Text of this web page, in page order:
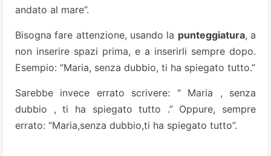
andato al mare”.
Bisogna fare attenzione, usando la punteggiatura, a
non inserire spazi prima, e a inserirli sempre dopo.
Esempio: “Maria, senza dubbio, ti ha spiegato tutto.”
Sarebbe invece errato scrivere: “ Maria , senza
dubbio , ti ha spiegato tutto .” Oppure, sempre
errato: “Maria,senza dubbio,ti ha spiegato tutto”.